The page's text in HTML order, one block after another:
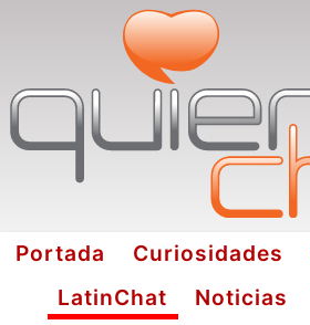
Portada Curiosidades
LatinChat
Noticias